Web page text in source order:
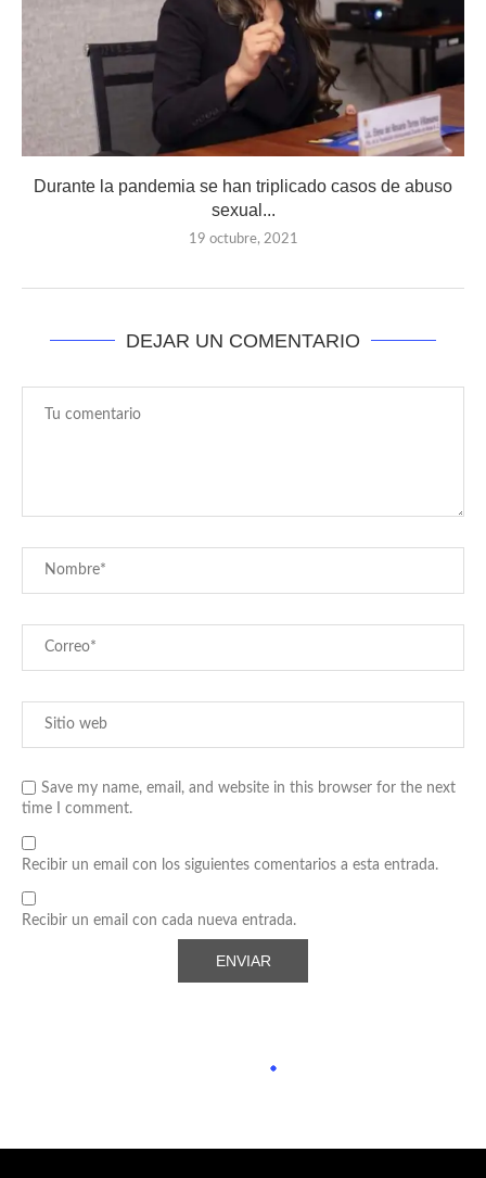
Durante la pandemia se han triplicado casos de abuso
sexual...
19 octubre, 2021
DEJAR UN COMENTARIO
Save my name, email, and website in this browser for the next
time I comment.
Recibir un email con los siguientes comentarios a esta entrada.
Recibir un email con cada nueva entrada.